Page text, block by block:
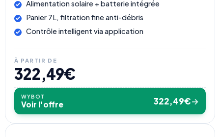
Alimentation solaire + batterie intégrée
Panier 7L, filtration fine anti-débris
Contrôle intelligent via application
À PARTIR DE
322,49€
WYBOT
Voir l'offre 322,49€→